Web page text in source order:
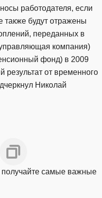
работодателя, если
также будут отражены
переданных в
компания)
фонд) в 2009
результат от временного
Николай
самые важные